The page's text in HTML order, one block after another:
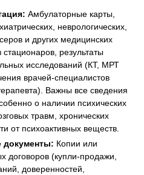
Амбулаторные карты,
неврологических,
и других медицинских
результаты
исследований (КТ, МРТ
врачей-специалистов
Важны все сведения
о наличии психических
травм, хронических
от психоактивных веществ.
документы: Копии или
договоров (купли-продажи,
доверенностей,